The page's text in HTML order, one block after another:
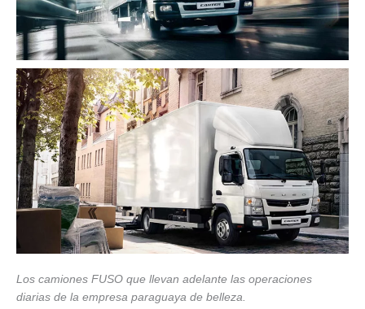
Los camiones FUSO que llevan adelante las operaciones
diarias de la empresa paraguaya de belleza.